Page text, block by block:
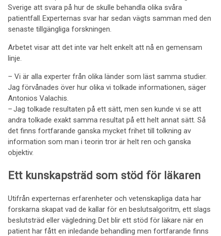
Sverige att svara på hur de skulle behandla olika svåra
patientfall. Experternas svar har sedan vägts samman med den
senaste tillgängliga forskningen.
Arbetet visar att det inte var helt enkelt att nå en gemensam
linje.
– Vi är alla experter från olika länder som läst samma studier.
Jag förvånades över hur olika vi tolkade informationen, säger
Antonios Valachis.
– Jag tolkade resultaten på ett sätt, men sen kunde vi se att
andra tolkade exakt samma resultat på ett helt annat sätt. Så
det finns fortfarande ganska mycket frihet till tolkning av
information som man i teorin tror är helt ren och ganska
objektiv.
Ett kunskapsträd som stöd för läkaren
Utifrån experternas erfarenheter och vetenskapliga data har
forskarna skapat vad de kallar för en beslutsalgoritm, ett slags
beslutsträd eller vägledning. Det blir ett stöd för läkare när en
patient har fått en inledande behandling men fortfarande finns